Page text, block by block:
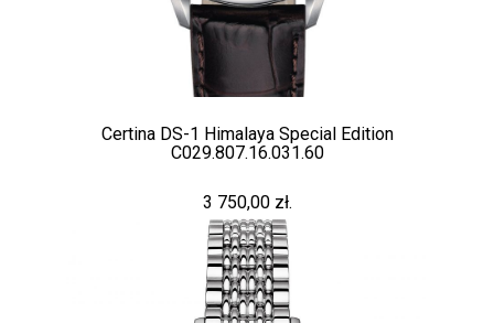
Certina DS-1 Himalaya Special Edition
C029.807.16.031.60
3 750,00 zł.